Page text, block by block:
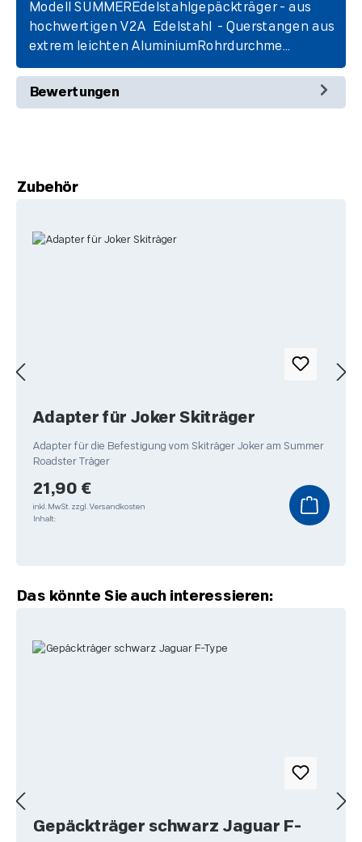
Modell SUMMEREdelstahlgepäckträger - aus
hochwertigen V2A Edelstahl - Querstangen aus
extrem leichten AluminiumRohrdurchme…
Bewertungen
Produktgalerie überspringen
Zubehör
Adapter für Joker Skiträger
Adapter für die Befestigung vom Skiträger Joker am Summer
Roadster Träger
Regulärer Preis:
21,90 €
inkl. MwSt. zzgl. Versandkosten
Inhalt:
Produktgalerie überspringen
Das könnte Sie auch interessieren:
Gepäckträger schwarz Jaguar F-